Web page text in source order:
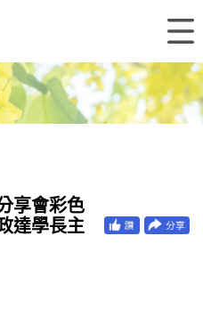
享會彩色
達學長主